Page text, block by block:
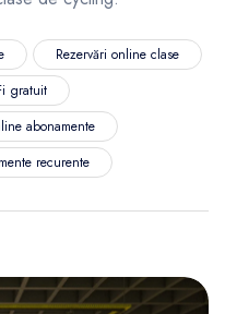
Rezervări online clase
gratuit
abonamente
recurente